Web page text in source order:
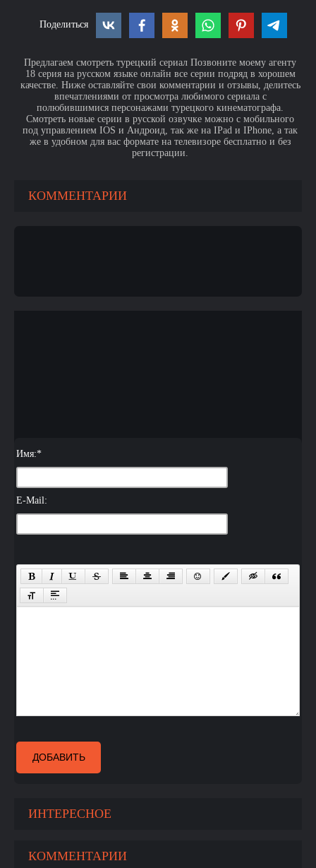
Поделиться
Предлагаем смотреть турецкий сериал Позвоните моему агенту
18 серия на русском языке онлайн все серии подряд в хорошем
качестве. Ниже оставляйте свои комментарии и отзывы, делитесь
впечатлениями от просмотра любимого сериала с
полюбившимися персонажами турецкого кинематографа.
Смотреть новые серии в русской озвучке можно с мобильного
под управлением IOS и Андроид, так же на IPad и IPhone, а так
же в удобном для вас формате на телевизоре бесплатно и без
регистрации.
КОММЕНТАРИИ
Имя:*
E-Mail:
ДОБАВИТЬ
ИНТЕРЕСНОЕ
КОММЕНТАРИИ